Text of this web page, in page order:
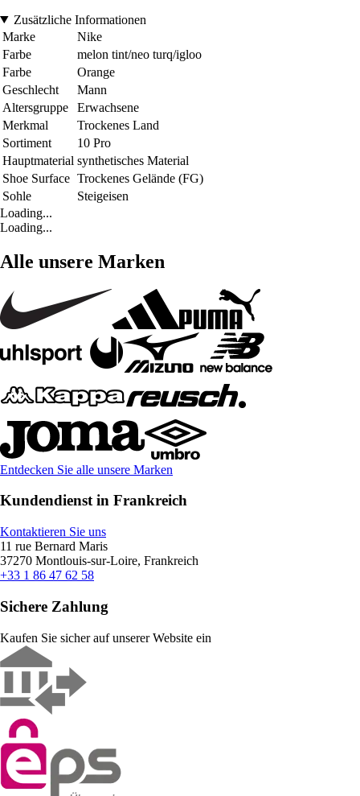
Zusätzliche Informationen
Marke
Nike
Farbe
melon tint/neo turq/igloo
Farbe
Orange
Geschlecht
Mann
Altersgruppe
Erwachsene
Merkmal
Trockenes Land
Sortiment
10 Pro
Hauptmaterial synthetisches Material
Shoe Surface Trockenes Gelände (FG)
Sohle
Steigeisen
Loading...
Loading...
Alle unsere Marken
Entdecken Sie alle unsere Marken
Kundendienst in Frankreich
Kontaktieren Sie uns
11 rue Bernard Maris
37270 Montlouis-sur-Loire, Frankreich
+33 1 86 47 62 58
Sichere Zahlung
Kaufen Sie sicher auf unserer Website ein